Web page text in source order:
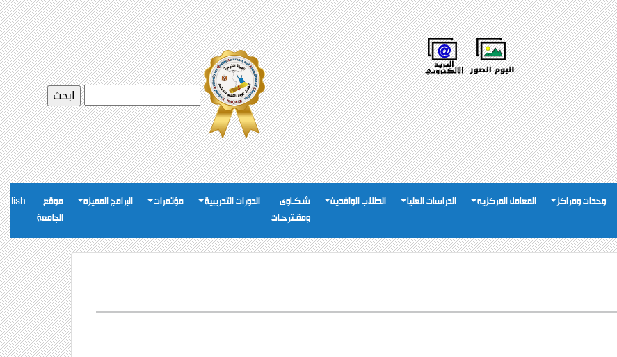
وحدات ومراكز المعامل المركزيه الدراسات العليا الطلاب الوافدين
شـكـاوى
ومقـترحـات
الدورات التدريبية مؤتمرات البرامج المميزه
موقع
الجامعة